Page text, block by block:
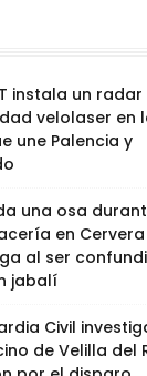
instala un
velolaser en
une Palencia y
una osa
en
al ser
jabalí
Civil
de Velilla del